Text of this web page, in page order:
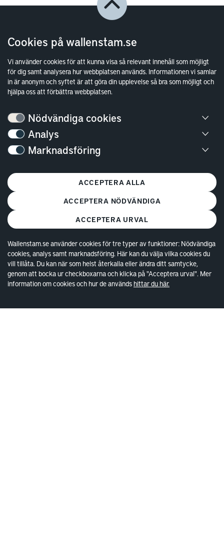
Cookies på wallenstam.se
Vi använder cookies för att kunna visa så relevant innehåll som möjligt
för dig samt analysera hur webbplatsen används. Informationen vi samlar
in är anonym och syftet är att göra din upplevelse så bra som möjligt och
hjälpa oss att förbättra webbplatsen.
Nödvändiga cookies
Analys
Marknadsföring
ACCEPTERA ALLA
ACCEPTERA NÖDVÄNDIGA
ACCEPTERA URVAL
Wallenstam.se använder cookies för tre typer av funktioner: Nödvändiga
cookies, analys samt marknadsföring. Här kan du välja vilka cookies du
vill tillåta. Du kan när som helst återkalla eller ändra ditt samtycke,
genom att bocka ur checkboxarna och klicka på "Acceptera urval". Mer
information om cookies och hur de används hittar du här.
Mina Sidor
Vanliga frågor
Lediga lokaler
Kund hos Wallenstam
Vanliga frågor